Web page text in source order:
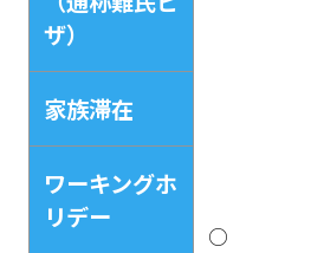
○
ザ）
家族滞在
ワーキングホ
リデー